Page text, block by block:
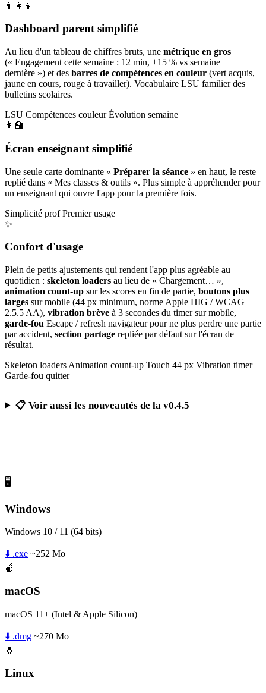
👨‍👩‍👧
Dashboard parent simplifié
Au lieu d'un tableau de chiffres bruts, une métrique en gros
(« Engagement cette semaine : 12 min, +15 % vs semaine
dernière ») et des barres de compétences en couleur (vert acquis,
jaune en cours, rouge à travailler). Vocabulaire LSU familier des
bulletins scolaires.
LSU Compétences couleur Évolution semaine
👩‍🏫
Écran enseignant simplifié
Une seule carte dominante « Préparer la séance » en haut, le reste
replié dans « Mes classes & outils ». Plus simple à appréhender pour
un enseignant qui ouvre l'app pour la première fois.
Simplicité prof Premier usage
✨
Confort d'usage
Plein de petits ajustements qui rendent l'app plus agréable au
quotidien : skeleton loaders au lieu de « Chargement… »,
animation count-up sur les scores en fin de partie, boutons plus
larges sur mobile (44 px minimum, norme Apple HIG / WCAG
2.5.5 AA), vibration brève à 3 secondes du timer sur mobile,
garde-fou Escape / refresh navigateur pour ne plus perdre une partie
par accident, section partage repliée par défaut sur l'écran de
résultat.
Skeleton loaders Animation count-up Touch 44 px Vibration timer
Garde-fou quitter
📋 Voir aussi les nouveautés de la v0.4.5
🖥️
Windows
Windows 10 / 11 (64 bits)
⬇️ .exe ~252 Mo
🍎
macOS
macOS 11+ (Intel & Apple Silicon)
⬇️ .dmg ~270 Mo
🐧
Linux